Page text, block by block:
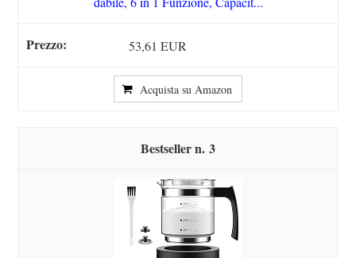
53,61 EUR
Acquista su Amazon
3